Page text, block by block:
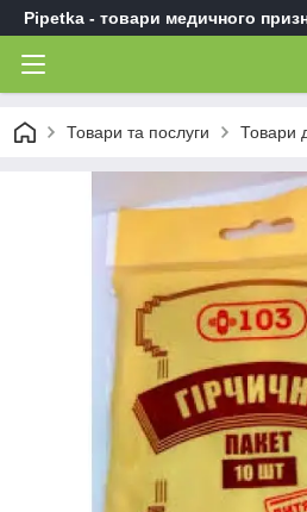
Pipetka - товари медичного
Товари та послуги Товари